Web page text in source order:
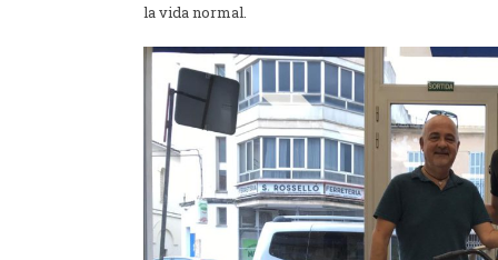
la vida normal.